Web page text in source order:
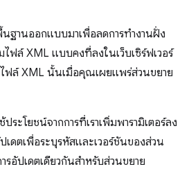
ฐานออกแบบมาเพื่อลดการทำงานฝั่ง
ฟล์ XML แบบคงที่ลงในเว็บเซิร์ฟเวอร์
ฟล์ XML นั้นเมื่อคุณเผยแพร่ส่วนขยาย
ะโยชน์จากการที่เราเพิ่มพารามิเตอร์ลง
ดตเพื่อระบุรหัสและเวอร์ชันของส่วน
รอัปเดตเดียวกันสำหรับส่วนขยาย